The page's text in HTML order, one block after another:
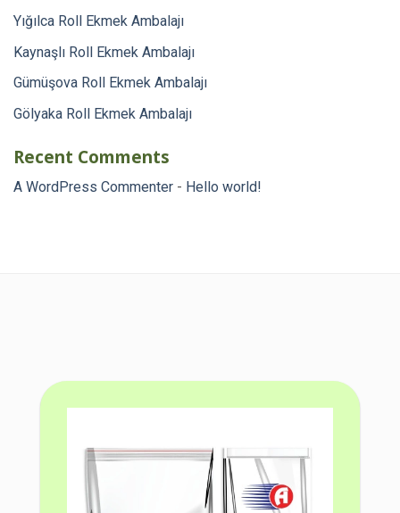
Yığılca Roll Ekmek Ambalajı
Kaynaşlı Roll Ekmek Ambalajı
Gümüşova Roll Ekmek Ambalajı
Gölyaka Roll Ekmek Ambalajı
Recent Comments
A WordPress Commenter - Hello world!